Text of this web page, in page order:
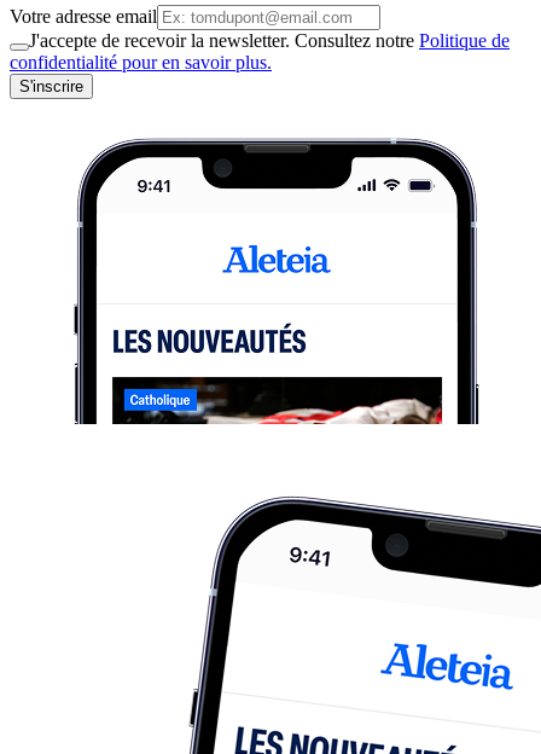
Votre adresse email
J'accepte de recevoir la newsletter. Consultez notre Politique de
confidentialité pour en savoir plus.
S'inscrire